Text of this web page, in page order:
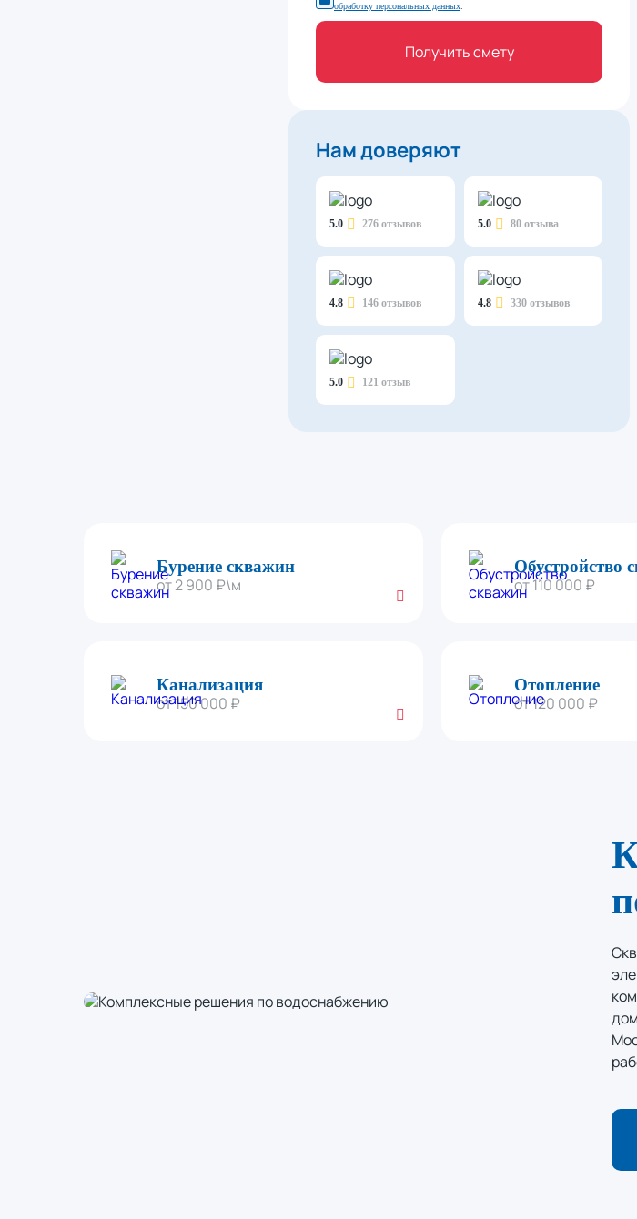
обработку персональных данных
Получить смету
Нам доверяют
5.0 276 отзывов 5.0 80 отзыва
4.8 146 отзывов 4.8 330 отзывов
5.0 121 отзыв
Бурение скважин
от 2 900 ₽\м
Обустройство
от 110 000 ₽
Канализация
от 150 000 ₽
Отопление
от 120 000 ₽